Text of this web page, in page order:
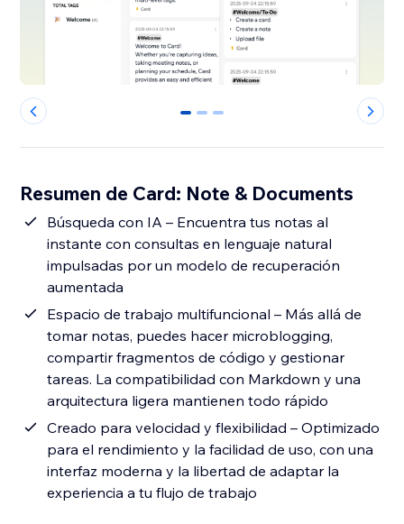
0 1 2
Resumen de Card: Note & Documents
Búsqueda con IA – Encuentra tus notas al
instante con consultas en lenguaje natural
impulsadas por un modelo de recuperación
aumentada
Espacio de trabajo multifuncional – Más allá de
tomar notas, puedes hacer microblogging,
compartir fragmentos de código y gestionar
tareas. La compatibilidad con Markdown y una
arquitectura ligera mantienen todo rápido
Creado para velocidad y flexibilidad – Optimizado
para el rendimiento y la facilidad de uso, con una
interfaz moderna y la libertad de adaptar la
experiencia a tu flujo de trabajo